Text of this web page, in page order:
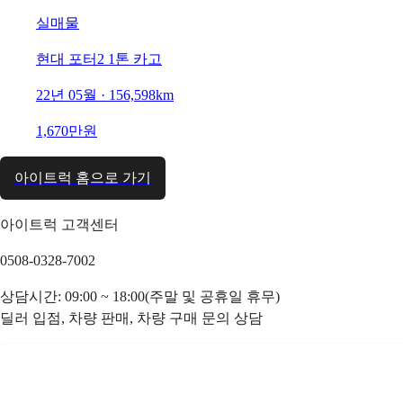
실매물
현대 포터2 1톤 카고
22년 05월 · 156,598km
1,670만원
아이트럭 홈으로 가기
아이트럭 고객센터
0508-0328-7002
상담시간: 09:00 ~ 18:00(주말 및 공휴일 휴무)
딜러 입점, 차량 판매, 차량 구매 문의 상담